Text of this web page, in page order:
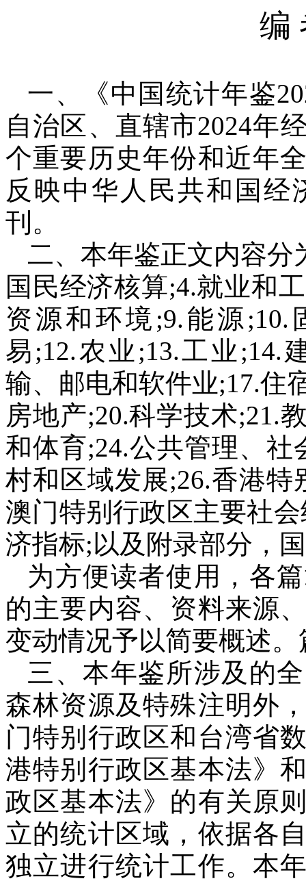
编
一、《中国统计年鉴
自治区、直辖市2024年
个重要历史年份和近年
反映中华人民共和国经
刊。
二、本年鉴正文内容分
国民经济核算;4.就业和
资源和环境;9.能源;10.
易;12.农业;13.工业;14.
输、邮电和软件业;17.住
房地产;20.科学技术;21.
和体育;24.公共管理、社
村和区域发展;26.香港特
澳门特别行政区主要社
济指标;以及附录部分，
为方便读者使用，各
的主要内容、资料来源
变动情况予以简要概述
三、本年鉴所涉及的
森林资源及特殊注明外
门特别行政区和台湾省
港特别行政区基本法》
政区基本法》的有关原
立的统计区域，依据各
独立进行统计工作。本